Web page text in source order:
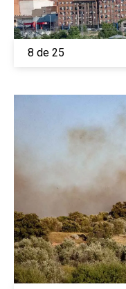
8 de 25